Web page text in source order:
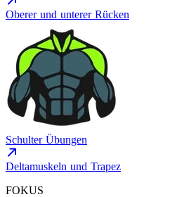
Oberer und unterer Rücken
Schulter Übungen
Deltamuskeln und Trapez
FOKUS